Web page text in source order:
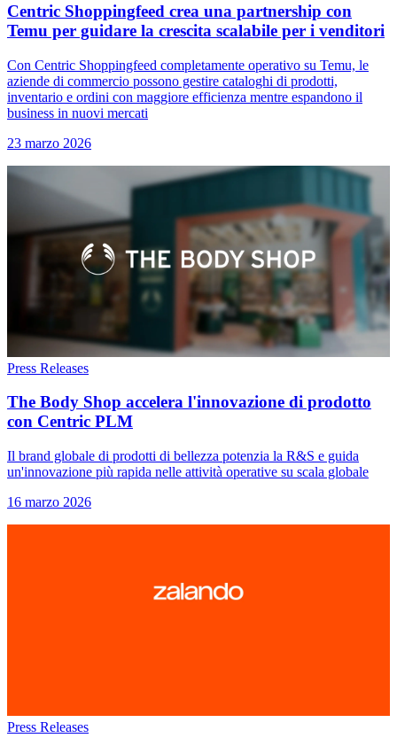
Centric Shoppingfeed crea una partnership con
Temu per guidare la crescita scalabile per i venditori
Con Centric Shoppingfeed completamente operativo su Temu, le
aziende di commercio possono gestire cataloghi di prodotti,
inventario e ordini con maggiore efficienza mentre espandono il
business in nuovi mercati
23 marzo 2026
Press Releases
The Body Shop accelera l'innovazione di prodotto
con Centric PLM
Il brand globale di prodotti di bellezza potenzia la R&S e guida
un'innovazione più rapida nelle attività operative su scala globale
16 marzo 2026
Press Releases